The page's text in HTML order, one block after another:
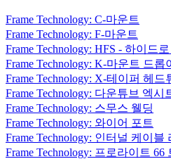
Frame Technology: C-마운트
Frame Technology: F-마운트
Frame Technology: HFS - 하이드
Frame Technology: K-마운트 드롭
Frame Technology: X-테이퍼 헤드
Frame Technology: 다운튜브 엑시
Frame Technology: 스무스 웰딩
Frame Technology: 와이어 포트
Frame Technology: 인터널 케이블
Frame Technology: 프로라이트